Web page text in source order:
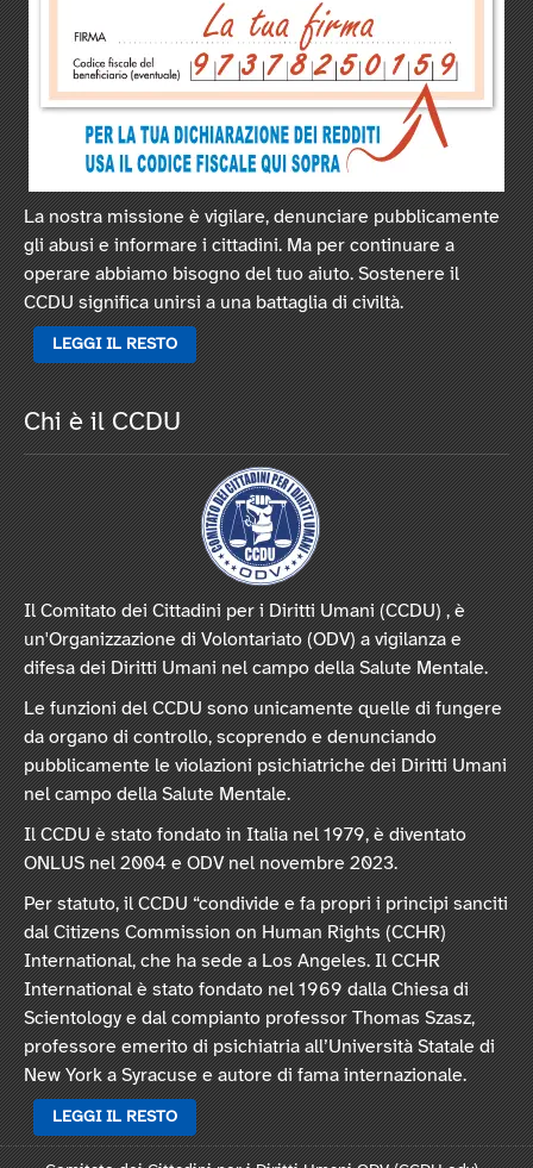
La nostra missione è vigilare, denunciare pubblicamente
gli abusi e informare i cittadini. Ma per continuare a
operare abbiamo bisogno del tuo aiuto. Sostenere il
CCDU significa unirsi a una battaglia di civiltà.
LEGGI IL RESTO
Chi è il CCDU
Il Comitato dei Cittadini per i Diritti Umani (CCDU) , è
un'Organizzazione di Volontariato (ODV) a vigilanza e
difesa dei Diritti Umani nel campo della Salute Mentale.
Le funzioni del CCDU sono unicamente quelle di fungere
da organo di controllo, scoprendo e denunciando
pubblicamente le violazioni psichiatriche dei Diritti Umani
nel campo della Salute Mentale.
Il CCDU è stato fondato in Italia nel 1979, è diventato
ONLUS nel 2004 e ODV nel novembre 2023.
Per statuto, il CCDU “condivide e fa propri i principi sanciti
dal Citizens Commission on Human Rights (CCHR)
International, che ha sede a Los Angeles. Il CCHR
International è stato fondato nel 1969 dalla Chiesa di
Scientology e dal compianto professor Thomas Szasz,
professore emerito di psichiatria all’Università Statale di
New York a Syracuse e autore di fama internazionale.
LEGGI IL RESTO